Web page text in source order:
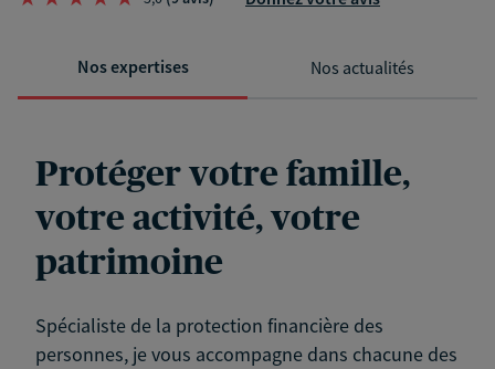
Nos expertises Nos actualités
Protéger votre famille,
votre activité, votre
patrimoine
Spécialiste de la protection financière des
personnes, je vous accompagne dans chacune des